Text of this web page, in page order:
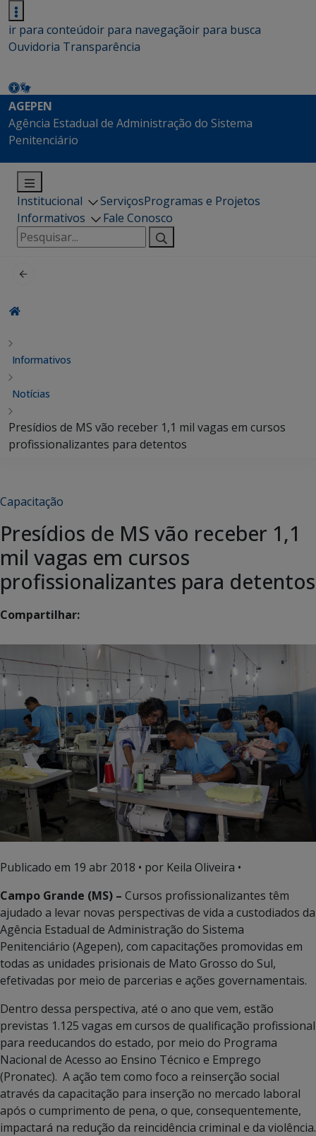
ir para conteúdoir para navegaçãoir para busca
Ouvidoria Transparência
AGEPEN
Agência Estadual de Administração do Sistema
Penitenciário
Institucional ServiçosProgramas e Projetos
Informativos
Fale Conosco
Pesquisar
por:
Informativos
Notícias
Presídios de MS vão receber 1,1 mil vagas em cursos
profissionalizantes para detentos
Capacitação
Presídios de MS vão receber 1,1
mil vagas em cursos
profissionalizantes para detentos
Compartilhar:
Publicado em 19 abr 2018 • por Keila Oliveira •
Campo Grande (MS) – Cursos profissionalizantes têm
ajudado a levar novas perspectivas de vida a custodiados da
Agência Estadual de Administração do Sistema
Penitenciário (Agepen), com capacitações promovidas em
todas as unidades prisionais de Mato Grosso do Sul,
efetivadas por meio de parcerias e ações governamentais.
Dentro dessa perspectiva, até o ano que vem, estão
previstas 1.125 vagas em cursos de qualificação profissional
para reeducandos do estado, por meio do Programa
Nacional de Acesso ao Ensino Técnico e Emprego
(Pronatec). A ação tem como foco a reinserção social
através da capacitação para inserção no mercado laboral
após o cumprimento de pena, o que, consequentemente,
impactará na redução da reincidência criminal e da violência.